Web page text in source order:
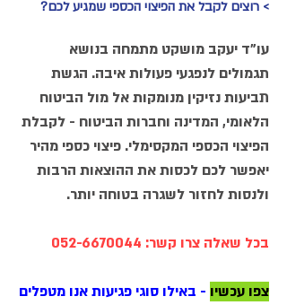
> רוצים לקבל את הפיצוי הכספי שמגיע לכם?
עו"ד יעקב מושקט מתמחה בנושא
תגמולים לנפגעי פעולות איבה. הגשת
תביעות נזיקין מנומקות אל מול הביטוח
הלאומי, המדינה וחברות הביטוח - לקבלת
הפיצוי הכספי המקסימלי. פיצוי כספי מהיר
יאפשר לכם לכסות את ההוצאות הרבות
ולנסות לחזור לשגרה בטוחה יותר.
בכל שאלה צרו קשר: 052-6670044
צפו עכשיו - באילו סוגי פגיעות אנו מטפלים